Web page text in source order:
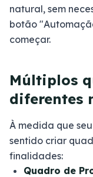
natural, sem
botão
começar.
Múltiplos
diferentes
À medida que
sentido criar
finalidades:
Quadro de